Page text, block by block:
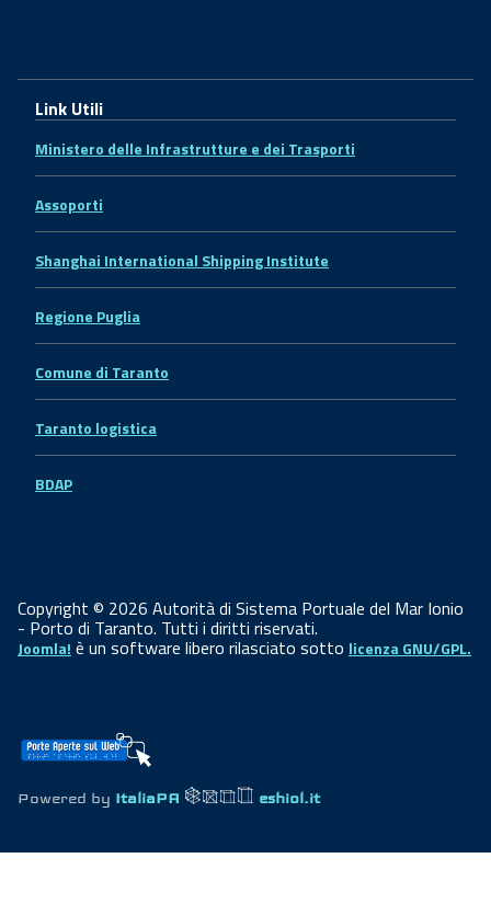
Link Utili
Ministero delle Infrastrutture e dei Trasporti
Assoporti
Shanghai International Shipping Institute
Regione Puglia
Comune di Taranto
Taranto logistica
BDAP
Copyright © 2026 Autorità di Sistema Portuale del Mar Ionio
- Porto di Taranto. Tutti i diritti riservati.
Joomla! è un software libero rilasciato sotto licenza GNU/GPL.
Powered by ItaliaPA eshiol.it